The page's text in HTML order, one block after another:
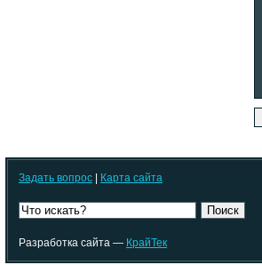
Задать вопрос | Карта сайта
Поиск
Разработка сайта — КрайТек